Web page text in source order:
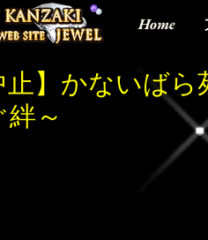
Home
止】かないば
絆～